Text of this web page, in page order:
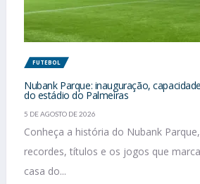
FUTEBOL
Nubank Parque: inauguração,
do estádio do Palmeiras
5 DE AGOSTO DE 2026
Conheça a história do Nubank
recordes, títulos e os jogos que
casa do...